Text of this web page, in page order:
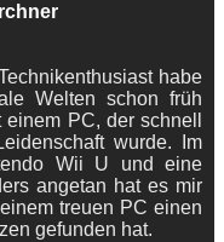
habe
Welten schon früh
PC, der schnell
wurde. Im
Wii U und eine
angetan hat es mir
treuen PC einen
gefunden hat.